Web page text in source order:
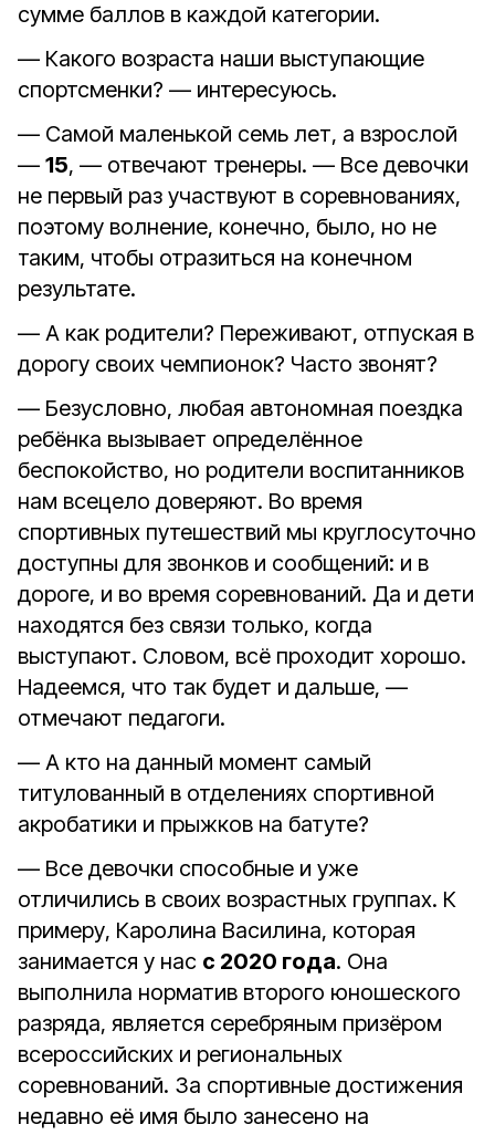
сумме баллов в каждой категории.
— Какого возраста наши выступающие
спортсменки? — интересуюсь.
— Самой маленькой семь лет, а взрослой
— 15, — отвечают тренеры. — Все девочки
не первый раз участвуют в соревнованиях,
поэтому волнение, конечно, было, но не
таким, чтобы отразиться на конечном
результате.
— А как родители? Переживают, отпуская в
дорогу своих чемпионок? Часто звонят?
— Безусловно, любая автономная поездка
ребёнка вызывает определённое
беспокойство, но родители воспитанников
нам всецело доверяют. Во время
спортивных путешествий мы круглосуточно
доступны для звонков и сообщений: и в
дороге, и во время соревнований. Да и дети
находятся без связи только, когда
выступают. Словом, всё проходит хорошо.
Надеемся, что так будет и дальше, —
отмечают педагоги.
— А кто на данный момент самый
титулованный в отделениях спортивной
акробатики и прыжков на батуте?
— Все девочки способные и уже
отличились в своих возрастных группах. К
примеру, Каролина Василина, которая
занимается у нас с 2020 года. Она
выполнила норматив второго юношеского
разряда, является серебряным призёром
всероссийских и региональных
соревнований. За спортивные достижения
недавно её имя было занесено на